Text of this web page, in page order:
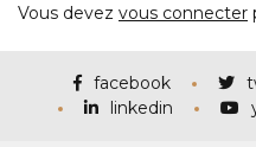
Vous devez vous connecter
facebook
linkedin